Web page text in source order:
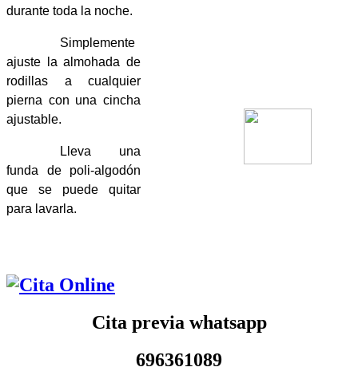
durante toda la noche.
Simplemente
ajuste la almohada de
rodillas a cualquier
pierna con una cincha
ajustable.
Lleva una
funda de poli-algodón
que se puede quitar
para lavarla.
Cita previa whatsapp
696361089